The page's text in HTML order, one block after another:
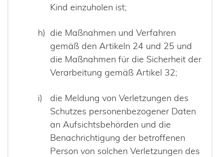
Kind einzuholen ist;
die Maßnahmen und Verfahren
gemäß den Artikeln 24 und 25 und
die Maßnahmen für die Sicherheit der
Verarbeitung gemäß Artikel 32;
die Meldung von Verletzungen des
Schutzes personenbezogener Daten
an Aufsichtsbehörden und die
Benachrichtigung der betroffenen
Person von solchen Verletzungen des